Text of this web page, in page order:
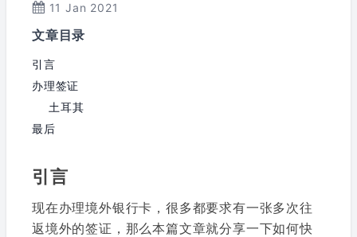
11 Jan 2021
文章目录
引言
办理签证
土耳其
最后
引言
现在办理境外银行卡，很多都要求有一张多次往
返境外的签证，那么本篇文章就分享一下如何快